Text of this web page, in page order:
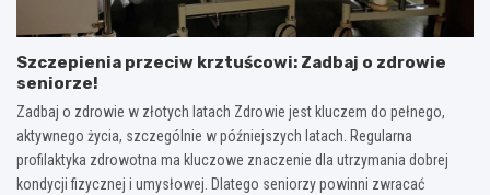
Szczepienia przeciw krztuścowi: Zadbaj o zdrowie
seniorze!
Zadbaj o zdrowie w złotych latach Zdrowie jest kluczem do pełnego,
aktywnego życia, szczególnie w późniejszych latach. Regularna
profilaktyka zdrowotna ma kluczowe znaczenie dla utrzymania dobrej
kondycji fizycznej i umysłowej. Dlatego seniorzy powinni zwracać